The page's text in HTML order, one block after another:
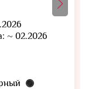
~ 02.2026